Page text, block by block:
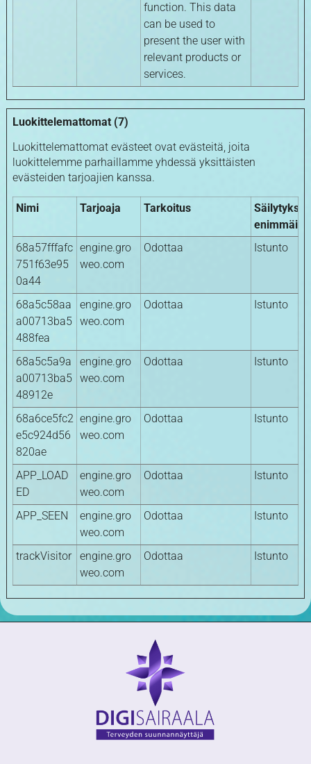
function. This data
can be used to
present the user with
relevant products or
services.
Luokittelemattomat (7)
Luokittelemattomat evästeet ovat evästeitä, joita
luokittelemme parhaillamme yhdessä yksittäisten
evästeiden tarjoajien kanssa.
Nimi Tarjoaja Tarkoitus
Säilytyksen
68a57fffafc
751f63e95
0a44
engine.gro
weo.com
Odottaa Istunto
68a5c58aa
a00713ba5
488fea
engine.gro
weo.com
Odottaa Istunto
68a5c5a9a
a00713ba5
48912e
engine.gro
weo.com
Odottaa Istunto
68a6ce5fc2
e5c924d56
820ae
engine.gro
weo.com
Odottaa Istunto
APP_LOAD
ED
engine.gro
weo.com
Odottaa Istunto
APP_SEEN
engine.gro
weo.com
Odottaa Istunto
trackVisitor
engine.gro
weo.com
Odottaa Istunto